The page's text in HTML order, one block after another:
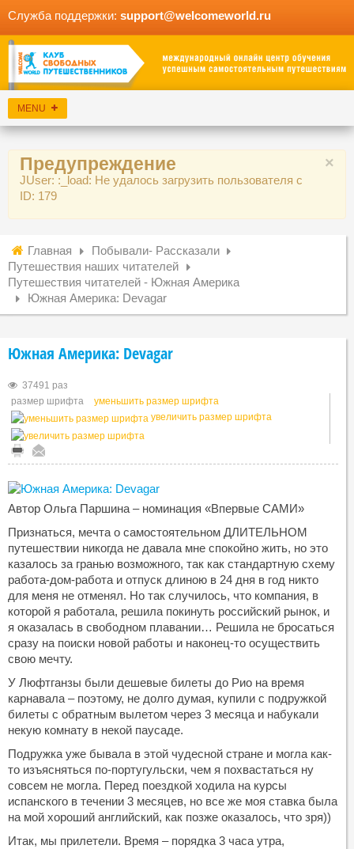
Служба поддержки: support@welcomeworld.ru
×
Предупреждение
JUser: :_load: Не удалось загрузить пользователя с
ID: 179
Главная
Побывали- Рассказали
Путешествия наших читателей
Путешествия читателей - Южная Америка
Южная Америка: Devagar
Южная Америка: Devagar
37491 раз
размер шрифта
уменьшить размер шрифта
увеличить размер шрифта
Автор Ольга Паршина – номинация «Впервые САМИ»
Признаться, мечта о самостоятельном ДЛИТЕЛЬНОМ
путешествии никогда не давала мне спокойно жить, но это
казалось за гранью возможного, так как стандартную схему
работа-дом-работа и отпуск длиною в 24 дня в год никто
для меня не отменял. Но так случилось, что компания, в
которой я работала, решила покинуть российский рынок, и
я оказалась в свободном плавании… Решила не бросаться
сразу на поиски новой работы и наконец-то осуществить
свою мечту.
У Люфтганзы были дешевые билеты до Рио на время
карнавала – поэтому, не долго думая, купили с подружкой
билеты с обратным вылетом через 3 месяца и набукали
некую комнату в некой паусаде.
Подружка уже бывала в этой чудесной стране и могла как-
то изъясняться по-португульски, чем я похвастаться ну
совсем не могла. Перед поездкой ходила на курсы
испанского в течении 3 месяцев, но все же моя ставка была
на мой хороший английский, как позже оказалось, что зря))
Итак, мы прилетели. Время – порядка 3 часа утра,